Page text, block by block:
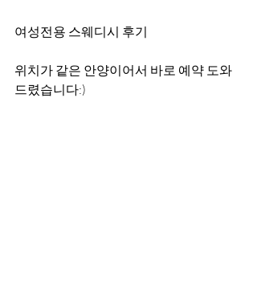
여성전용 스웨디시 후기
위치가 같은 안양이어서 바로 예약 도와
드렸습니다:)